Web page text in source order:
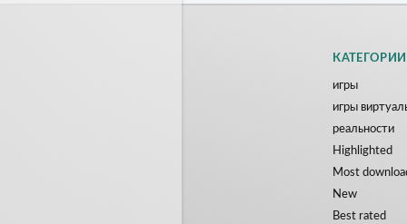
КАТЕГОРИИ
игры
игры
реальности
Highlighted
Most
New
Best rated